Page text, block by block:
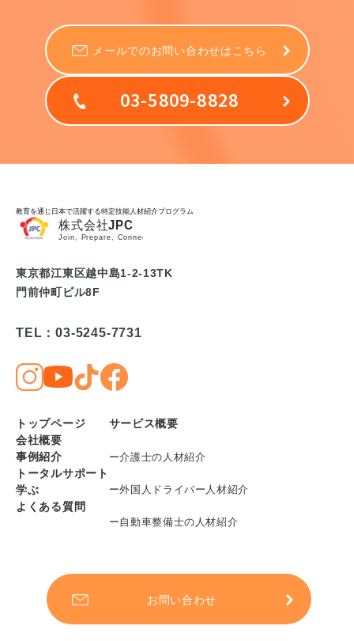
メールでのお問い合わせはこちら
03-5809-8828
教育を通じ日本で活躍する特定技能人材紹介プログラム
東京都江東区越中島1-2-13TK
門前仲町ビル8F
TEL：03-5245-7731
トップページ
会社概要
事例紹介
トータルサポート
学ぶ
よくある質問
サービス概要
ー介護士の人材紹介
ー外国人ドライバー人材紹介
ー自動車整備士の人材紹介
お問い合わせ